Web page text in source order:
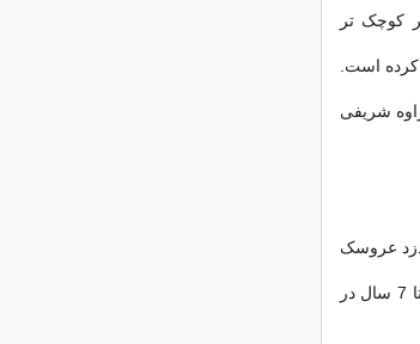
کوچک تر
کرده است.
شریفی
عروسک
ها در فیلم "دایان باخ" فرهاد پوراعظم در سال 1371 به ایفای نقش پرداخت و تا 7 سال در